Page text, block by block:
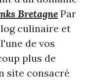
BretagnePar
culinaire et
de vos
plus de
site consacré